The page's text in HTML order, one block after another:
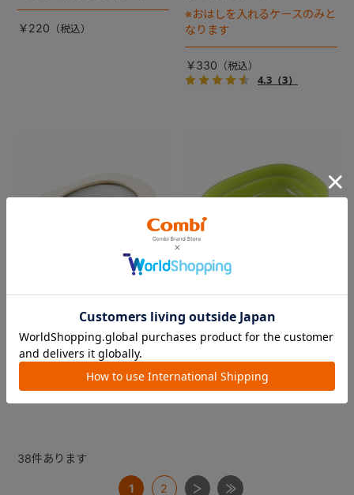
￥220
※おはしを入れるケースのみと
なります
￥330
4.3（3）
離乳食ナビゲート調理セット
Ｃ 裏ごしプレート
5.0（2）
離乳食ナビゲート調理セット
Ｃ すりつぶしボウル
￥330
38件あります
1 2